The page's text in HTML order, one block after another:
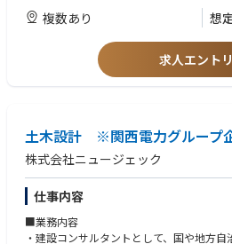
複数あり 想
求人エント
土木設計 ※関西電力グループ
株式会社ニュージェック
仕事内容
■業務内容
・建設コンサルタントとして、国や地方